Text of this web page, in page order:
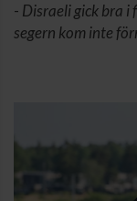
- Disraeli gick bra i
segern kom inte